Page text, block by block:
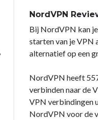
NordVPN
Bij NordVPN kan
starten van je VPN
alternatief op een
NordVPN heeft
verbinden naar de
VPN verbindingen
NordVPN voor de